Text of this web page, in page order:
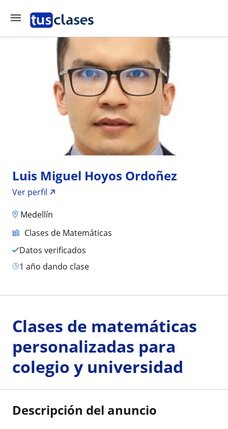
Luis Miguel Hoyos Ordoñez
Ver perfil
Medellín
Clases de Matemáticas
Datos verificados
1 año dando clase
Clases de matemáticas
personalizadas para
colegio y universidad
Descripción del anuncio